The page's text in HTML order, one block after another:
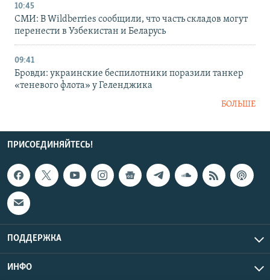
10:45
СМИ: В Wildberries сообщили, что часть складов могут
перенести в Узбекистан и Беларусь
09:41
Бровди: украинские беспилотники поразили танкер
«теневого флота» у Геленджика
БОЛЬШЕ
ПРИСОЕДИНЯЙТЕСЬ!
ПОДДЕРЖКА
ИНФО